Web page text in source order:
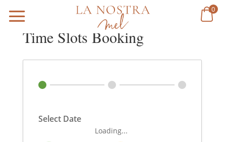
0
Time Slots Booking
Select Date
Loading...